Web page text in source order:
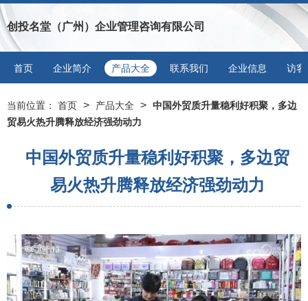
创投名堂（广州）企业管理咨询有限公司
首页 企业简介 产品大全 联系我们 企业信息 访客
当前位置： 首页 > 产品大全 > 中国外贸质升量稳利好积聚，多边
贸易火热升腾释放经济强劲动力
中国外贸质升量稳利好积聚，多边贸
易火热升腾释放经济强劲动力